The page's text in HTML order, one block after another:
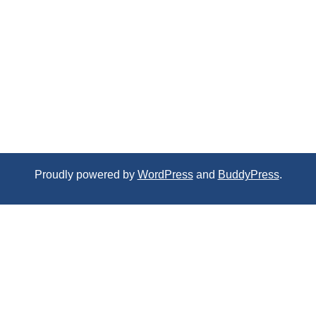
Proudly powered by WordPressand BuddyPress.